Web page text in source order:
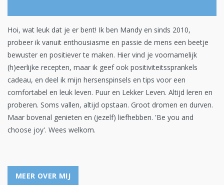
Hoi, wat leuk dat je er bent! Ik ben Mandy en sinds 2010,
probeer ik vanuit enthousiasme en passie de mens een beetje
bewuster en positiever te maken. Hier vind je voornamelijk
(h)eerlijke recepten, maar ik geef ook positiviteitssprankels
cadeau, en deel ik mijn hersenspinsels en tips voor een
comfortabel en leuk leven. Puur en Lekker Leven. Altijd leren en
proberen. Soms vallen, altijd opstaan. Groot dromen en durven.
Maar bovenal genieten en (jezelf) liefhebben. 'Be you and
choose joy'. Wees welkom.
MEER OVER MIJ